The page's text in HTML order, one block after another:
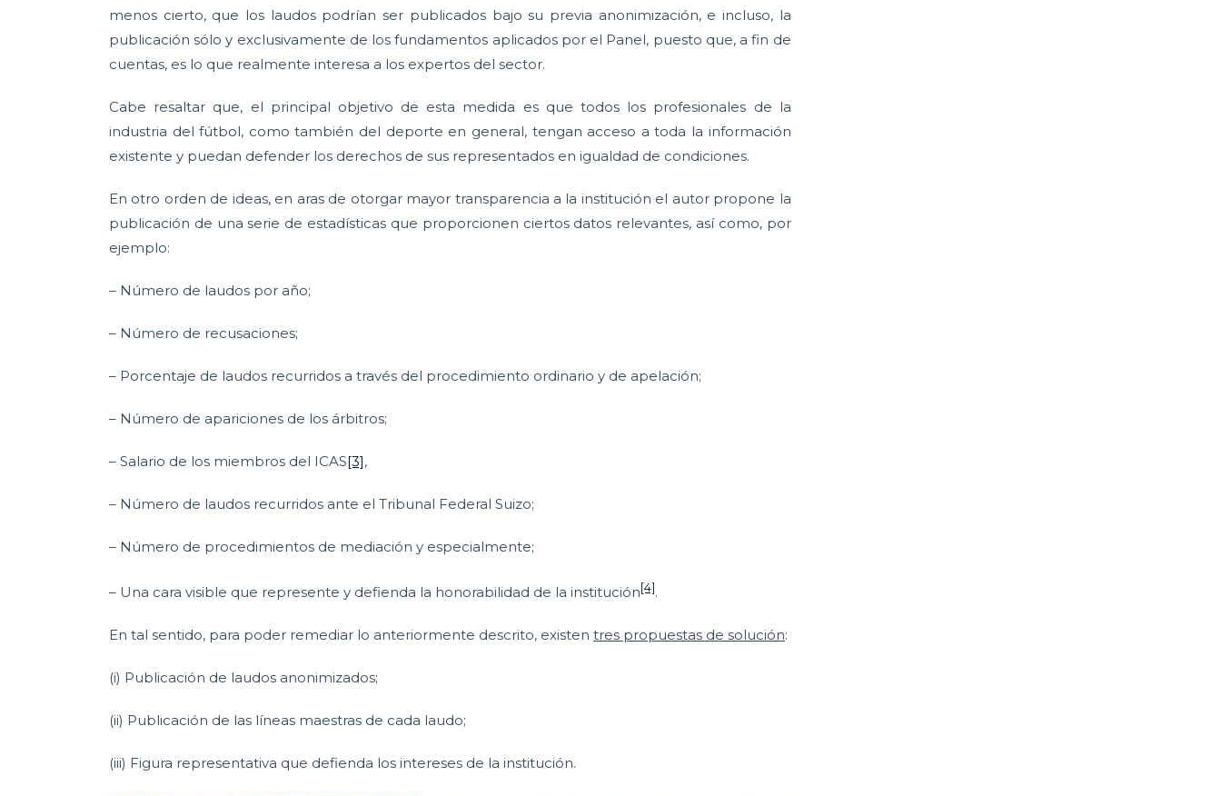
menos cierto, que los laudos podrían ser publicados bajo su previa anonimización, e incluso, la
publicación sólo y exclusivamente de los fundamentos aplicados por el Panel, puesto que, a fin de
cuentas, es lo que realmente interesa a los expertos del sector.
Cabe resaltar que, el principal objetivo de esta medida es que todos los profesionales de la
industria del fútbol, como también del deporte en general, tengan acceso a toda la información
existente y puedan defender los derechos de sus representados en igualdad de condiciones.
En otro orden de ideas, en aras de otorgar mayor transparencia a la institución el autor propone la
publicación de una serie de estadísticas que proporcionen ciertos datos relevantes, así como, por
ejemplo:
– Número de laudos por año;
– Número de recusaciones;
– Porcentaje de laudos recurridos a través del procedimiento ordinario y de apelación;
– Número de apariciones de los árbitros;
– Salario de los miembros del ICAS[3],
– Número de laudos recurridos ante el Tribunal Federal Suizo;
– Número de procedimientos de mediación y especialmente;
– Una cara visible que represente y defienda la honorabilidad de la institución [4] .
En tal sentido, para poder remediar lo anteriormente descrito, existen tres propuestas de solución:
(i) Publicación de laudos anonimizados;
(ii) Publicación de las líneas maestras de cada laudo;
(iii) Figura representativa que defienda los intereses de la institución.